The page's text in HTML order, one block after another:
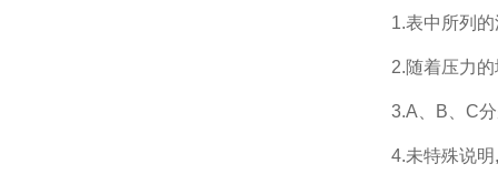
1.表中所列
2.随着压力
3.A、B、C
4.未特殊说